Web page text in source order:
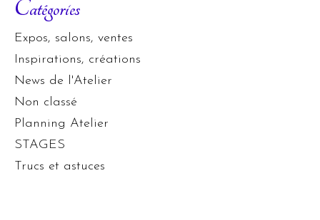
Catégories
Expos, salons, ventes
Inspirations, créations
News de l'Atelier
Non classé
Planning Atelier
STAGES
Trucs et astuces